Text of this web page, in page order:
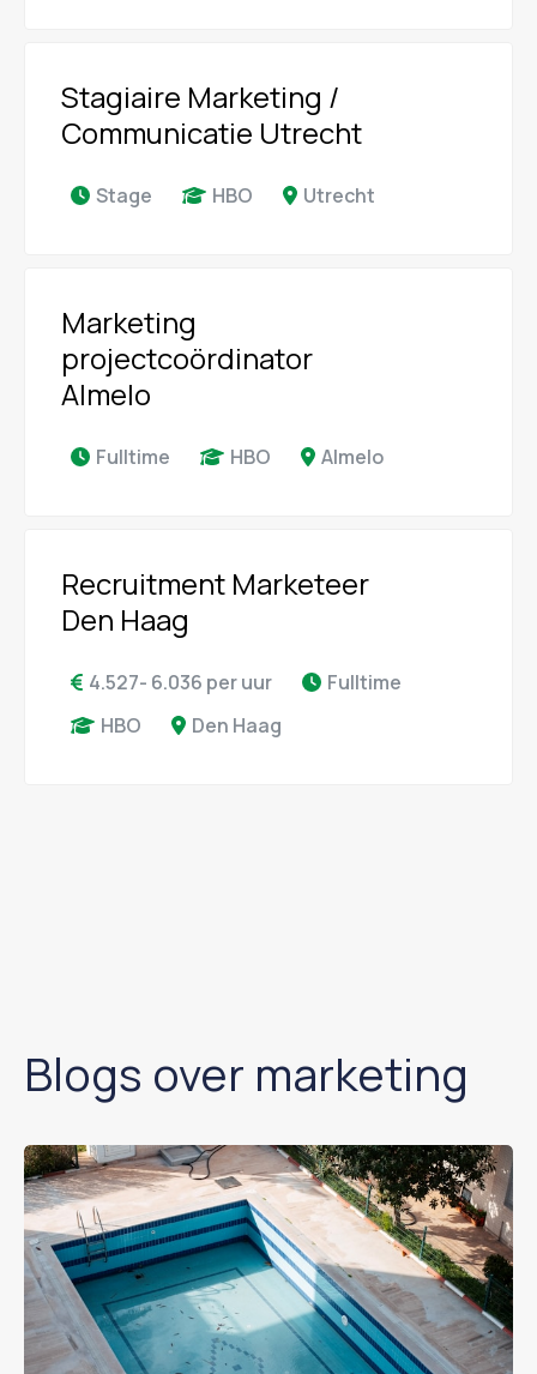
Stagiaire Marketing /
Communicatie Utrecht
Stage HBO Utrecht
Marketing
projectcoördinator
Almelo
Fulltime HBO Almelo
Recruitment Marketeer
Den Haag
4.527- 6.036 per uur
Fulltime
HBO
Den Haag
Blogs over marketing